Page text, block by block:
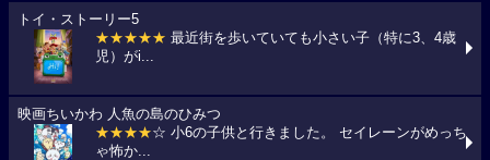
トイ・ストーリー5
★★★★★ 最近街を歩いていても小さい子（特に3、4歳
児）がi...
映画ちいかわ 人魚の島のひみつ
★★★★☆ 小6の子供と行きました。 セイレーンがめっち
ゃ怖か...